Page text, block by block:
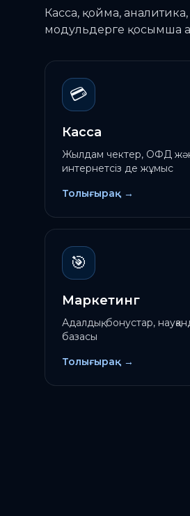
Касса, қойма,
модульдерге қосымша
💳
Касса
Жылдам чектер, ОФД
интернетсіз де жұмыс
Толығырақ →
🎯
Маркетинг
Адалдық, бонустар,
базасы
Толығырақ →